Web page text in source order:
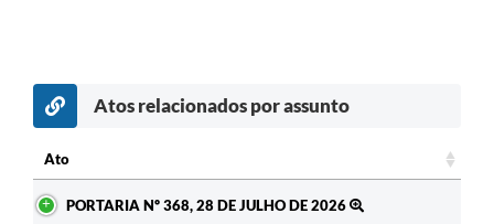
Atos relacionados por assunto
Ato
PORTARIA Nº 368, 28 DE JULHO DE 2026